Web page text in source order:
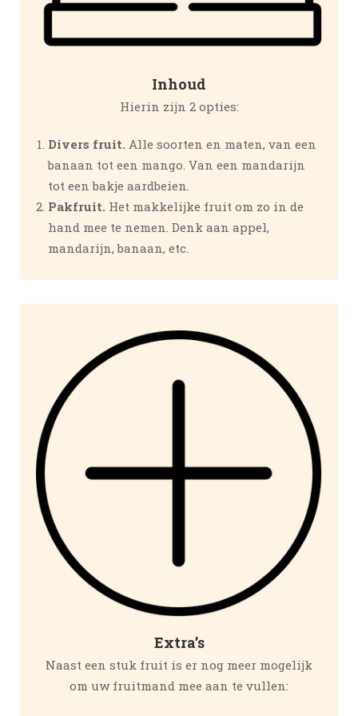
Inhoud
Hierin zijn 2 opties:
Divers fruit. Alle soorten en maten, van een
banaan tot een mango. Van een mandarijn
tot een bakje aardbeien.
Pakfruit. Het makkelijke fruit om zo in de
hand mee te nemen. Denk aan appel,
mandarijn, banaan, etc.
Extra’s
Naast een stuk fruit is er nog meer mogelijk
om uw fruitmand mee aan te vullen: